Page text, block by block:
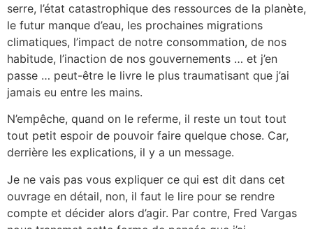
serre, l’état catastrophique des ressources de la planète,
le futur manque d’eau, les prochaines migrations
climatiques, l’impact de notre consommation, de nos
habitude, l’inaction de nos gouvernements … et j’en
passe … peut-être le livre le plus traumatisant que j’ai
jamais eu entre les mains.
N’empêche, quand on le referme, il reste un tout tout
tout petit espoir de pouvoir faire quelque chose. Car,
derrière les explications, il y a un message.
Je ne vais pas vous expliquer ce qui est dit dans cet
ouvrage en détail, non, il faut le lire pour se rendre
compte et décider alors d’agir. Par contre, Fred Vargas